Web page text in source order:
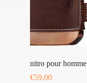
nitro pour homme
€59,00